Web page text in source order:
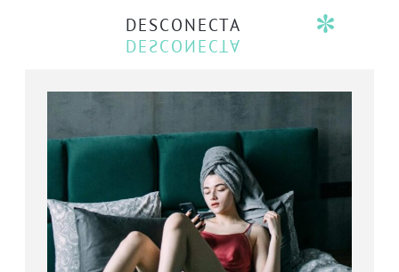
DESCONECTA